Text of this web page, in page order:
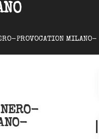
PROVOCATION MILANO-